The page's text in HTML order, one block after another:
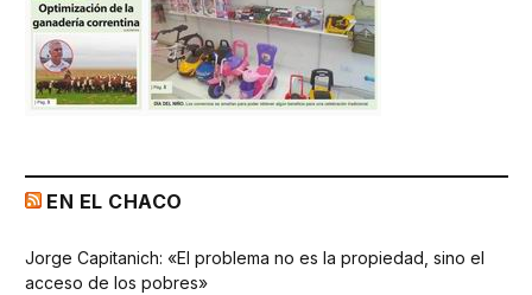
EN EL CHACO
Jorge Capitanich: «El problema no es la propiedad, sino el
acceso de los pobres»